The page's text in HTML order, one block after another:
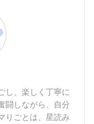
し、楽しく丁寧に
闘しながら、自分
りごとは、星読み